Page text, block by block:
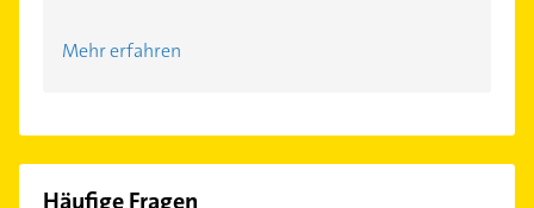
Mehr erfahren
Häufige Fragen